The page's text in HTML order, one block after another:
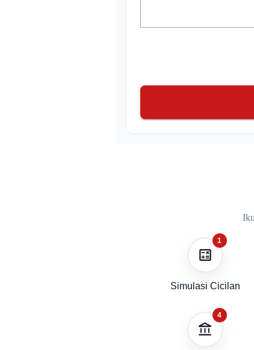
1
Simulasi Cicilan
4